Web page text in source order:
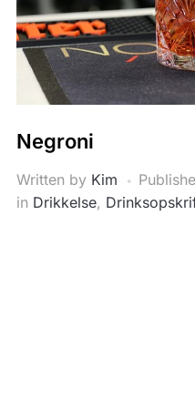
Negroni
Written by Kim
in Drikkelse,